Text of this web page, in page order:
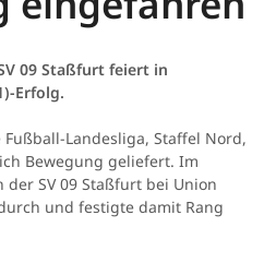
09 Staßfurt feiert in
Erfolg.
Fußball-Landesliga, Staffel Nord,
Bewegung geliefert. Im
der SV 09 Staßfurt bei Union
und festigte damit Rang